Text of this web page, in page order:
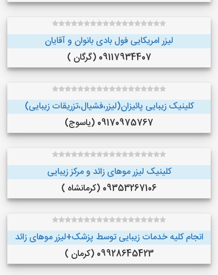
لیزر امریکایی فول بادی بانوان و آقایان
09117934407 (گرگان )
کلینیک زیبایی پائیزان(لیزر،فشیال،تزریقات زیبایی)
09170975767 (یاسوج)
کلینیک لیزر موهای زائد و مرکز زیبایی
09353267106 (کرمانشاه )
انجام کلیه خدمات زیبایی توسط پزشک+لیزر موهای زائد
09928645423 (کرمان )